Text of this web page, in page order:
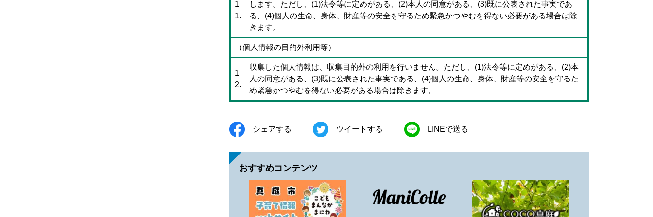
1
1.
します。ただし、(1)法令等に定めがある、(2)本人の同意がある、(3)既に公表された事実であ
る、(4)個人の生命、身体、財産等の安全を守るため緊急かつやむを得ない必要がある場合は除
きます。
（個人情報の目的外利用等）
1
2.
収集した個人情報は、収集目的外の利用を行いません。ただし、(1)法令等に定めがある、(2)本
人の同意がある、(3)既に公表された事実である、(4)個人の生命、身体、財産等の安全を守るた
め緊急かつやむを得ない必要がある場合は除きます。
シェアする ツイートする LINEで送る
おすすめコンテンツ